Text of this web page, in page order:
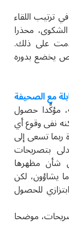
اللقاء
محذرا
على ذلك.
يخضع بدوره
مع الصحيفة
مؤكِّدا حصول
نفى وقوع أي
ربما تسعى إلى
بتصريحات
شأن مظهرها
يشاؤون، لكن
للحصول
موضحا